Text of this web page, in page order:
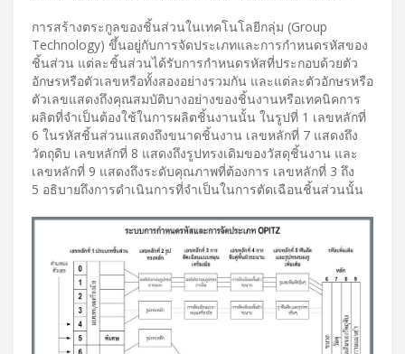
การสร้างตระกูลของชิ้นส่วนในเทคโนโลยีกลุ่ม (Group
Technology) ขึ้นอยู่กับการจัดประเภทและการกำหนดรหัสของ
ชิ้นส่วน แต่ละชิ้นส่วนได้รับการกำหนดรหัสที่ประกอบด้วยตัว
อักษรหรือตัวเลขหรือทั้งสองอย่างรวมกัน และแต่ละตัวอักษรหรือ
ตัวเลขแสดงถึงคุณสมบัติบางอย่างของชิ้นงานหรือเทคนิคการ
ผลิตที่จำเป็นต้องใช้ในการผลิตชิ้นงานนั้น ในรูปที่ 1 เลขหลักที่
6 ในรหัสชิ้นส่วนแสดงถึงขนาดชิ้นงาน เลขหลักที่ 7 แสดงถึง
วัตถุดิบ เลขหลักที่ 8 แสดงถึงรูปทรงเดิมของวัสดุชิ้นงาน และ
เลขหลักที่ 9 แสดงถึงระดับคุณภาพที่ต้องการ เลขหลักที่ 3 ถึง
5 อธิบายถึงการดำเนินการที่จำเป็นในการตัดเฉือนชิ้นส่วนนั้น